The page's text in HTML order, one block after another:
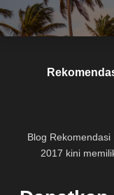
Blog
2017 kini